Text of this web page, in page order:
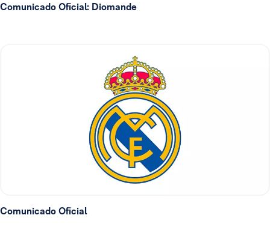
Comunicado Oficial: Diomande
Comunicado Oficial